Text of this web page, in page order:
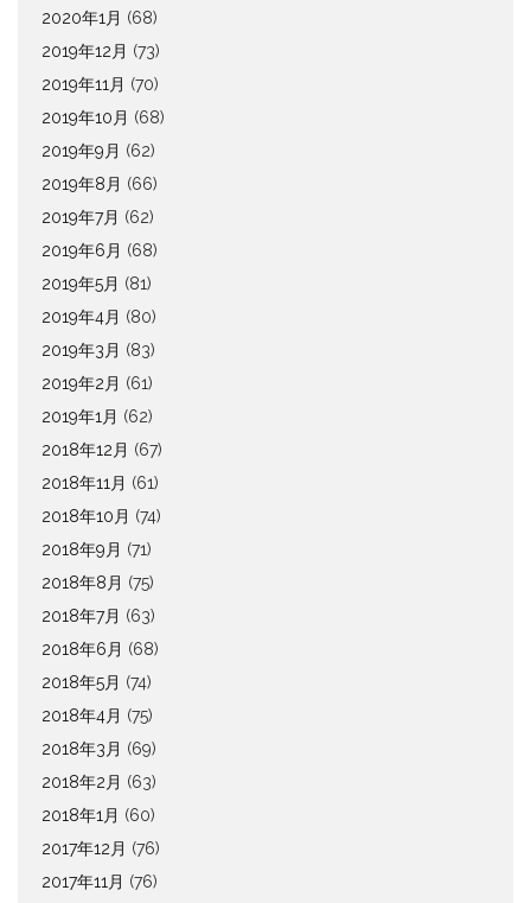
2020年1月 (68)
2019年12月 (73)
2019年11月 (70)
2019年10月 (68)
2019年9月 (62)
2019年8月 (66)
2019年7月 (62)
2019年6月 (68)
2019年5月 (81)
2019年4月 (80)
2019年3月 (83)
2019年2月 (61)
2019年1月 (62)
2018年12月 (67)
2018年11月 (61)
2018年10月 (74)
2018年9月 (71)
2018年8月 (75)
2018年7月 (63)
2018年6月 (68)
2018年5月 (74)
2018年4月 (75)
2018年3月 (69)
2018年2月 (63)
2018年1月 (60)
2017年12月 (76)
2017年11月 (76)